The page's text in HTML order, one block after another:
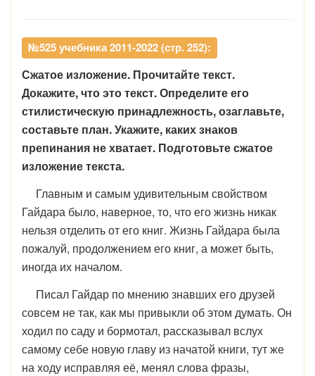
№525 учебника 2011-2022 (стр. 252):
Сжатое изложение. Прочитайте текст.
Докажите, что это текст. Определите его
стилистическую принадлежность, озаглавьте,
составьте план. Укажите, каких знаков
препинания не хватает. Подготовьте сжатое
изложение текста.
Главным и самым удивительным свойством
Гайдара было, на­верное, то, что его жизнь никак
нельзя отделить от его книг. Жизнь Гайдара была
пожалуй, продолжением его книг, а может быть,
иногда их началом.
Писал Гайдар по мнению знавших его друзей
совсем не так, как мы привыкли об этом думать. Он
ходил по саду и бормотал, рассказывал вслух
самому себе новую главу из начатой книги, тут же
на ходу исправляя её, менял слова фразы,